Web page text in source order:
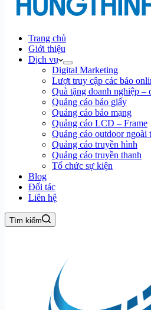
Trang chủ
Giới thiệu
Dịch vụ
Digital Marketing
Lượt truy cập các báo
Quà tặng doanh nghiệp –
Quảng cáo báo giấy
Quảng cáo báo mạng
Quảng cáo LCD – Frame
Quảng cáo outdoor ngoài
Quảng cáo truyền hình
Quảng cáo truyền thanh
Tổ chức sự kiện
Blog
Đối tác
Liên hệ
Tìm kiếm